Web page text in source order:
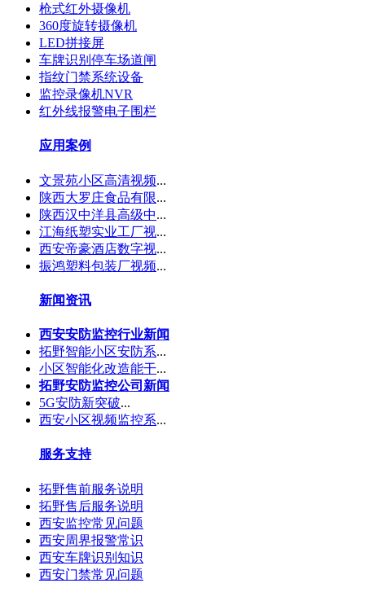
枪式红外摄像机
360度旋转摄像机
LED拼接屏
车牌识别停车场道闸
指纹门禁系统设备
监控录像机NVR
红外线报警电子围栏
应用案例
文景苑小区高清视频...
陕西大罗庄食品有限...
陕西汉中洋县高级中...
江海纸塑实业工厂视...
西安帝豪酒店数字视...
振鸿塑料包装厂视频...
新闻资讯
西安安防监控行业新闻
拓野智能小区安防系...
小区智能化改造能干...
拓野安防监控公司新闻
5G安防新突破...
西安小区视频监控系...
服务支持
拓野售前服务说明
拓野售后服务说明
西安监控常见问题
西安周界报警常识
西安车牌识别知识
西安门禁常见问题